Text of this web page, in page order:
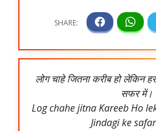
लोग चाहे जितना करीब हो लेकिन
सफर में।
Log chahe jitna Kareeb Ho
Jindagi ke